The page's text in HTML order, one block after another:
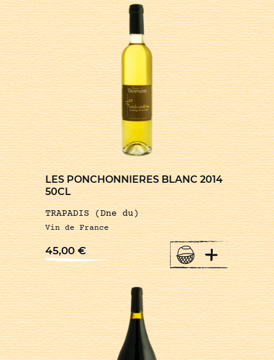
LES PONCHONNIERES BLANC 2014
50CL
TRAPADIS (Dne du)
Vin de France
45,00€ +